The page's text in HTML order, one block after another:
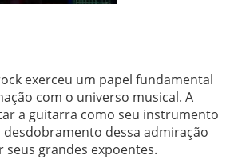
exerceu um papel fundamental
com o universo musical. A
a guitarra como seu instrumento
dessa admiração
seus grandes expoentes.